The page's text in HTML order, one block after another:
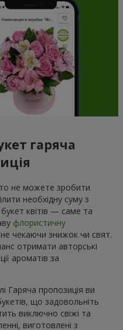
гаряча
не можете зробити
необхідну суму з
квітів — саме та
флористичну
не чекаючи знижок чи свят.
отримати авторські
ароматів за
Гаряча пропозиція ви
що задовольніть
виключно свіжі та
виготовлені з